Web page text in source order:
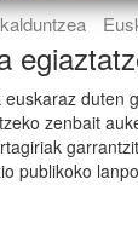
duten
zenbait
publikoko